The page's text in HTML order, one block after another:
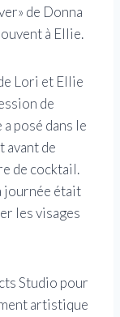
de Donna
à Ellie.
Lori et Ellie
de
posé dans le
avant de
de cocktail.
journée était
les visages
Studio pour
artistique